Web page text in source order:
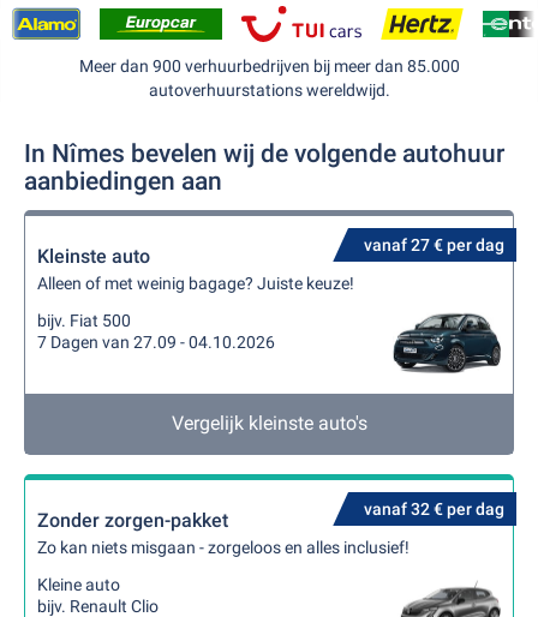
Meer dan 900 verhuurbedrijven bij meer dan 85.000
autoverhuurstations wereldwijd.
In Nîmes bevelen wij de volgende autohuur
aanbiedingen aan
vanaf 27 € per dag
Kleinste auto
Alleen of met weinig bagage? Juiste keuze!
bijv. Fiat 500
7 Dagen van 27.09 - 04.10.2026
Vergelijk kleinste auto's
vanaf 32 € per dag
Zonder zorgen-pakket
Zo kan niets misgaan - zorgeloos en alles inclusief!
Kleine auto
bijv. Renault Clio